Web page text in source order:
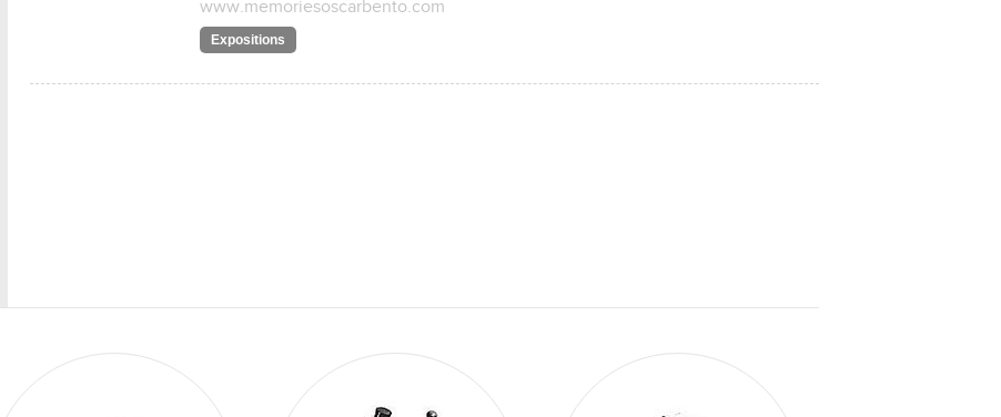
www.memoriesoscarbento.com
Expositions